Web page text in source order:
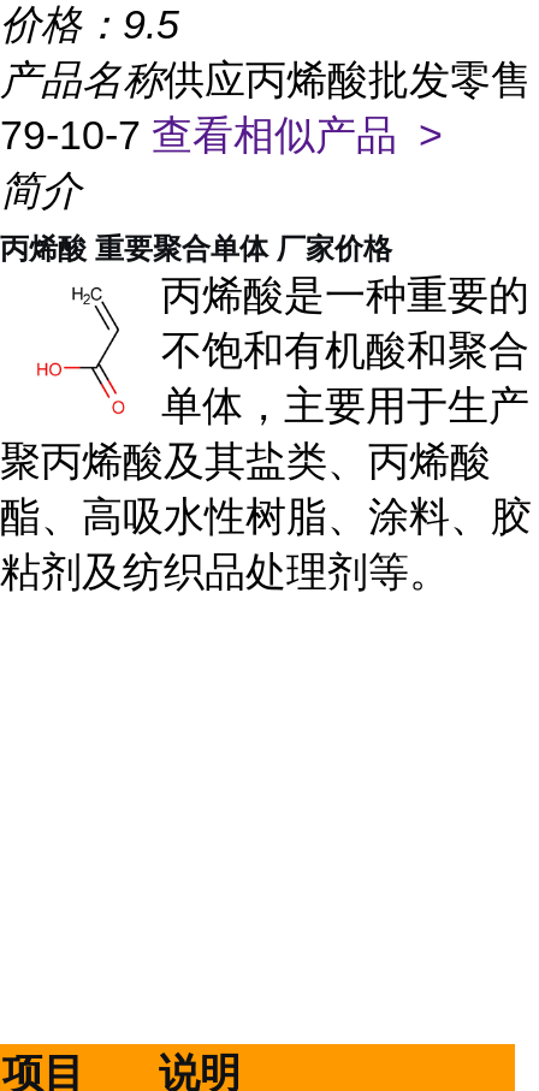
价格： 9.5
产品名称供应丙烯酸批发零售
79-10-7 查看相似产品 >
简介
丙烯酸 重要聚合单体 厂家价格
丙烯酸是一种重要的
不饱和有机酸和聚合
单体，主要用于生产
聚丙烯酸及其盐类、丙烯酸
酯、高吸水性树脂、涂料、胶
粘剂及纺织品处理剂等。
项目 说明